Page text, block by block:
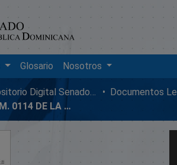
Glosario Nosotros
Repositorio Digital SenadoRD Documentos
ACTA NÚM. 0114 DE LA SESIÓN ORDINARIA DEL SENADO DE LA REPÚBLICA DOMINICANA, MARTES 02 DE NOVIEMBRE DE 2004